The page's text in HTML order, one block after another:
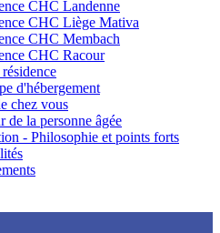
CHC Landenne
CHC Liège Mativa
CHC Membach
CHC Racour
d'hébergement
chez vous
de la personne âgée
- Philosophie et points forts